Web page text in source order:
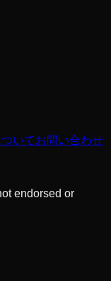
いてお問い合わせ
endorsed or